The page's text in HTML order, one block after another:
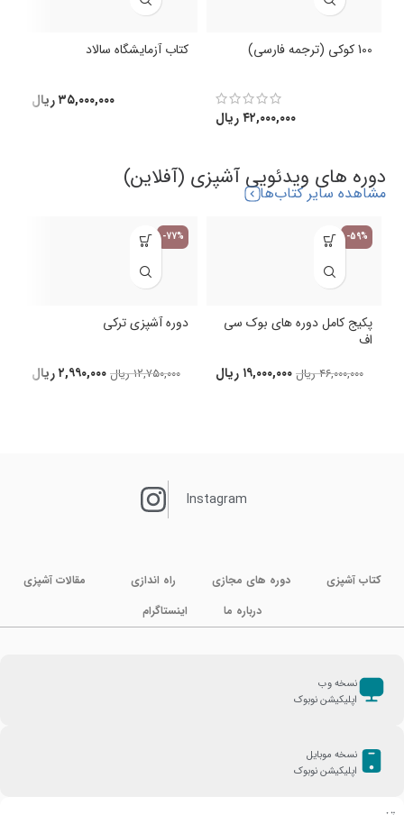
100 کوکی (ترجمه فارسی)
۴۲,۰۰۰,۰۰۰ریال
کتاب آزمایشگاه سالاد
۳۵,۰۰۰,۰۰۰ریال
دوره های ویدئویی آشپزی (آفلاین)
مشاهده سایر کتاب‌ها
-59%
پکیج کامل دوره های بوک سی
اف
۴۶,۰۰۰,۰۰۰ ریال ۱۹,۰۰۰,۰۰۰ ریال
-77%
دوره آشپزی ترکی
۱۲,۷۵۰,۰۰۰ ریال ۲,۹۹۰,۰۰۰ریال
Instagram
کتاب آشپزی دوره های مجازی راه اندازی
مقالات آشپزی
درباره ما
اینستاگرام
نسخه وب
اپلیکیشن نوبوک
نسخه موبایل
اپلیکیشن نوبوک